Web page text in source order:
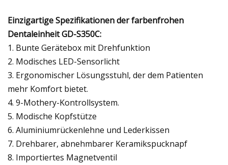
Einzigartige Spezifikationen der farbenfrohen
Dentaleinheit GD-S350C:
1. Bunte Gerätebox mit Drehfunktion
2. Modisches LED-Sensorlicht
3. Ergonomischer Lösungsstuhl, der dem Patienten
mehr Komfort bietet.
4. 9-Mothery-Kontrollsystem.
5. Modische Kopfstütze
6. Aluminiumrückenlehne und Lederkissen
7. Drehbarer, abnehmbarer Keramikspucknapf
8. Importiertes Magnetventil